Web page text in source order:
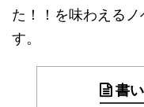
た！！を味わえる
す。
書